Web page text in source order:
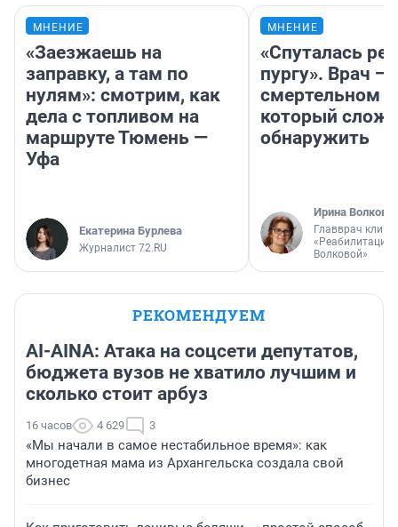
МНЕНИЕ
«Заезжаешь на
заправку, а там по
нулям»: смотрим, как
дела с топливом на
маршруте Тюмень —
Уфа
Екатерина Бурлева
Журналист 72.RU
МНЕНИЕ
«Спуталась
пургу». Врач —
смертельном
который
обнаружить
Ирина Волкова
Главврач
«Реабилитация
Волковой»
РЕКОМЕНДУЕМ
AI-AINA: Атака на соцсети депутатов,
бюджета вузов не хватило лучшим и
сколько стоит арбуз
16 часов 4 629 3
«Мы начали в самое нестабильное время»: как
многодетная мама из Архангельска создала свой
бизнес